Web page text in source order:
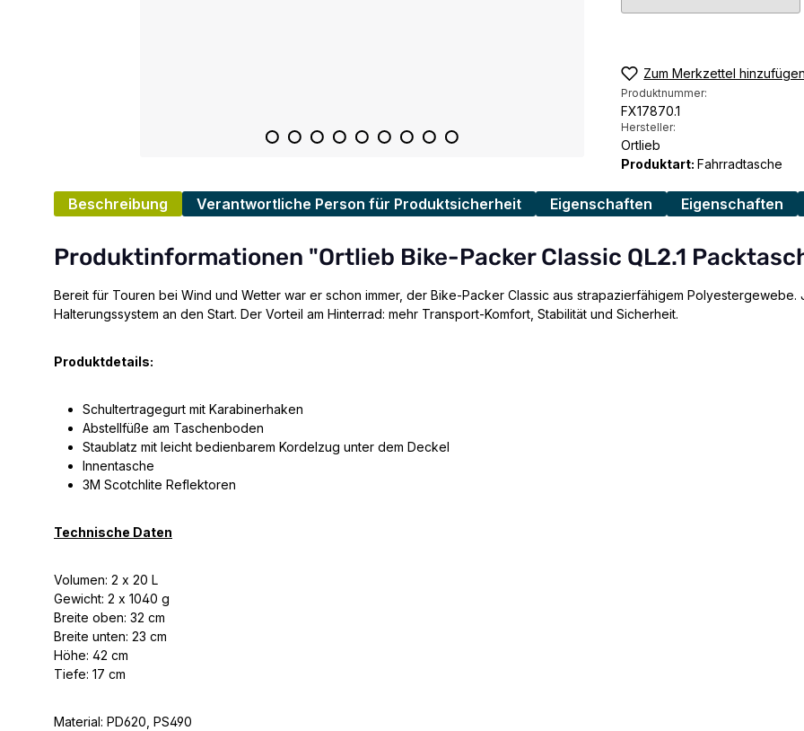
Zum Merkzettel hinzufügen
Produktnummer:
FX17870.1
Hersteller:
Ortlieb
Produktart: Fahrradtasche
Beschreibung Verantwortliche Person für Produktsicherheit Eigenschaften Eigenschaften
Produktinformationen "Ortlieb Bike-Packer Classic QL2.1
Bereit für Touren bei Wind und Wetter war er schon immer, der Bike-Packer Classic aus strapazierfähigem
Halterungssystem an den Start. Der Vorteil am Hinterrad: mehr Transport-Komfort, Stabilität und Sicherheit.
Produktdetails:
Schultertragegurt mit Karabinerhaken
Abstellfüße am Taschenboden
Staublatz mit leicht bedienbarem Kordelzug unter dem Deckel
Innentasche
3M Scotchlite Reflektoren
Technische Daten
Volumen: 2 x 20 L
Gewicht: 2 x 1040 g
Breite oben: 32 cm
Breite unten: 23 cm
Höhe: 42 cm
Tiefe: 17 cm
Material: PD620, PS490